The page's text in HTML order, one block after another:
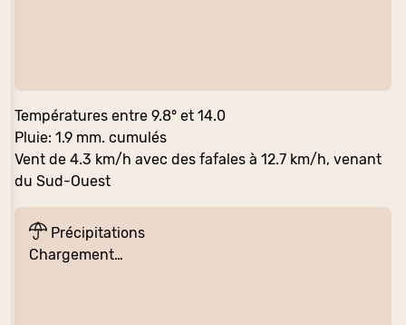
Températures entre 9.8° et 14.0
Pluie: 1.9 mm. cumulés
Vent de 4.3 km/h avec des fafales à 12.7 km/h, venant
du Sud-Ouest
Précipitations
Chargement…